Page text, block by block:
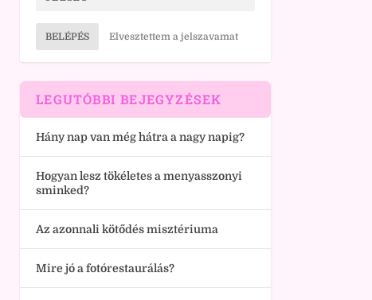
BELÉPÉS Elvesztettem a jelszavamat
LEGUTÓBBI BEJEGYZÉSEK
Hány nap van még hátra a nagy napig?
Hogyan lesz tökéletes a menyasszonyi
sminked?
Az azonnali kötődés misztériuma
Mire jó a fotórestaurálás?